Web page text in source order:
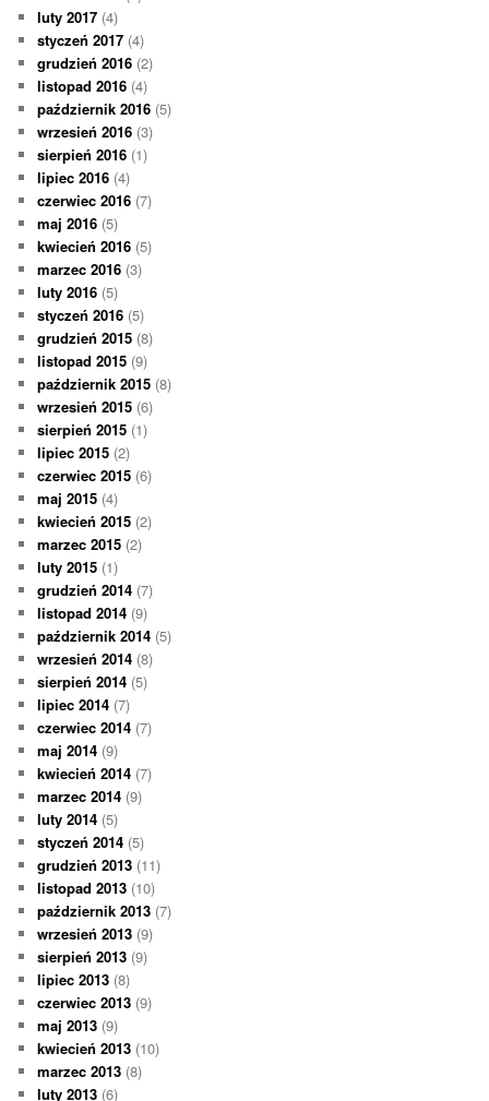
luty 2017 (4)
styczeń 2017 (4)
grudzień 2016 (2)
listopad 2016 (4)
październik 2016 (5)
wrzesień 2016 (3)
sierpień 2016 (1)
lipiec 2016 (4)
czerwiec 2016 (7)
maj 2016 (5)
kwiecień 2016 (5)
marzec 2016 (3)
luty 2016 (5)
styczeń 2016 (5)
grudzień 2015 (8)
listopad 2015 (9)
październik 2015 (8)
wrzesień 2015 (6)
sierpień 2015 (1)
lipiec 2015 (2)
czerwiec 2015 (6)
maj 2015 (4)
kwiecień 2015 (2)
marzec 2015 (2)
luty 2015 (1)
grudzień 2014 (7)
listopad 2014 (9)
październik 2014 (5)
wrzesień 2014 (8)
sierpień 2014 (5)
lipiec 2014 (7)
czerwiec 2014 (7)
maj 2014 (9)
kwiecień 2014 (7)
marzec 2014 (9)
luty 2014 (5)
styczeń 2014 (5)
grudzień 2013 (11)
listopad 2013 (10)
październik 2013 (7)
wrzesień 2013 (9)
sierpień 2013 (9)
lipiec 2013 (8)
czerwiec 2013 (9)
maj 2013 (9)
kwiecień 2013 (10)
marzec 2013 (8)
luty 2013 (6)